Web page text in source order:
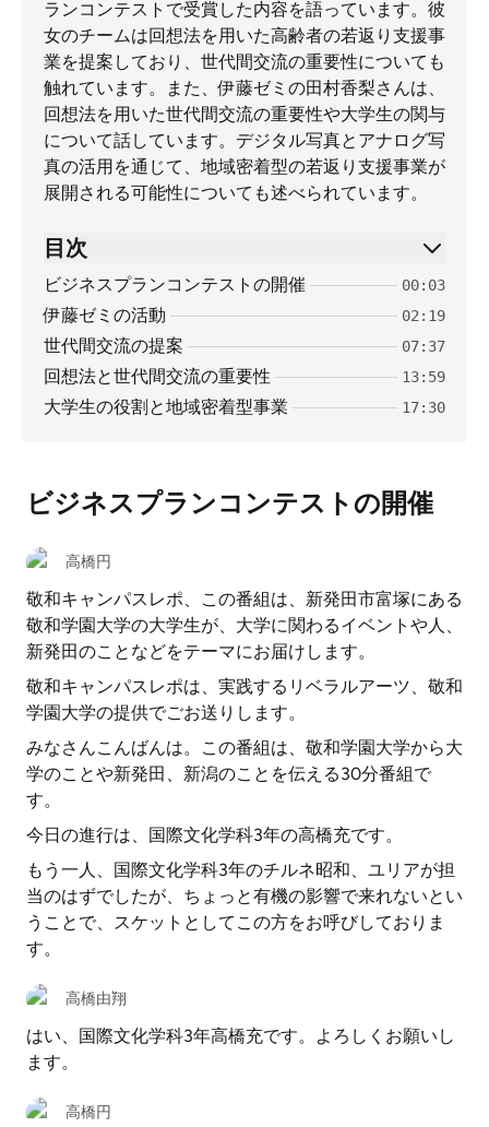
ランコンテストで受賞した内容を語っています。彼
女のチームは回想法を用いた高齢者の若返り支援事
業を提案しており、世代間交流の重要性についても
触れています。また、伊藤ゼミの田村香梨さんは、
回想法を用いた世代間交流の重要性や大学生の関与
について話しています。デジタル写真とアナログ写
真の活用を通じて、地域密着型の若返り支援事業が
展開される可能性についても述べられています。
目次
ビジネスプランコンテストの開催 00:03
伊藤ゼミの活動 02:19
世代間交流の提案 07:37
回想法と世代間交流の重要性 13:59
大学生の役割と地域密着型事業 17:30
ビジネスプランコンテストの開催
高橋円
敬和キャンパスレポ、この番組は、新発田市富塚にある
敬和学園大学の大学生が、大学に関わるイベントや人、
新発田のことなどをテーマにお届けします。
敬和キャンパスレポは、実践するリベラルアーツ、敬和
学園大学の提供でごお送りします。
みなさんこんばんは。この番組は、敬和学園大学から大
学のことや新発田、新潟のことを伝える30分番組で
す。
今日の進行は、国際文化学科3年の高橋充です。
もう一人、国際文化学科3年のチルネ昭和、ユリアが担
当のはずでしたが、ちょっと有機の影響で来れないとい
うことで、スケットとしてこの方をお呼びしておりま
す。
高橋由翔
はい、国際文化学科3年高橋充です。よろしくお願いし
ます。
高橋円